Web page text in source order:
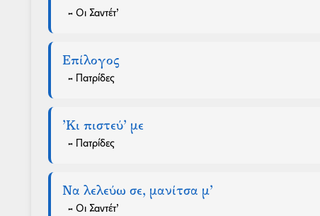
- Οι Σαντέτ’
Επίλογος
- Πατρίδες
’Κι πιστεύ’ με
- Πατρίδες
Να λελεύω σε, μανίτσα μ’
- Οι Σαντέτ’